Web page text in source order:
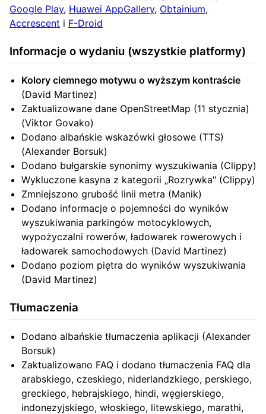
Google Play, Huawei AppGallery, Obtainium,
Accrescent i F-Droid
Informacje o wydaniu (wszystkie platformy)
Kolory ciemnego motywu o wyższym kontraście
(David Martinez)
Zaktualizowane dane OpenStreetMap (11 stycznia)
(Viktor Govako)
Dodano albańskie wskazówki głosowe (TTS)
(Alexander Borsuk)
Dodano bułgarskie synonimy wyszukiwania (Clippy)
Wykluczone kasyna z kategorii „Rozrywka" (Clippy)
Zmniejszono grubość linii metra (Manik)
Dodano informacje o pojemności do wyników
wyszukiwania parkingów motocyklowych,
wypożyczalni rowerów, ładowarek rowerowych i
ładowarek samochodowych (David Martinez)
Dodano poziom piętra do wyników wyszukiwania
(David Martinez)
Tłumaczenia
Dodano albańskie tłumaczenia aplikacji (Alexander
Borsuk)
Zaktualizowano FAQ i dodano tłumaczenia FAQ dla
arabskiego, czeskiego, niderlandzkiego, perskiego,
greckiego, hebrajskiego, hindi, węgierskiego,
indonezyjskiego, włoskiego, litewskiego, marathi,